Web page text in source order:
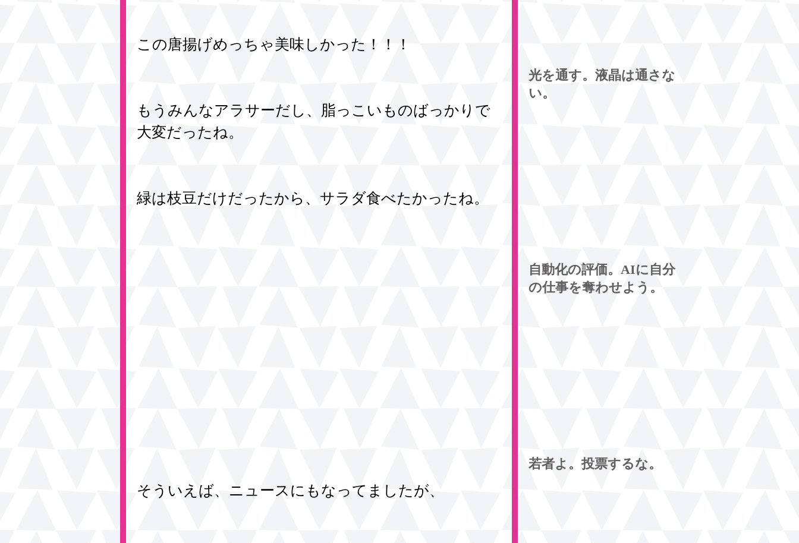
この唐揚げめっちゃ美味しかった！！！
もうみんなアラサーだし、脂っこいものばっかりで
大変だったね。
緑は枝豆だけだったから、サラダ食べたかったね。
そういえば、ニュースにもなってましたが、
光を通す。液晶は通さな
い。
自動化の評価。AIに自分
の仕事を奪わせよう。
若者よ。投票するな。